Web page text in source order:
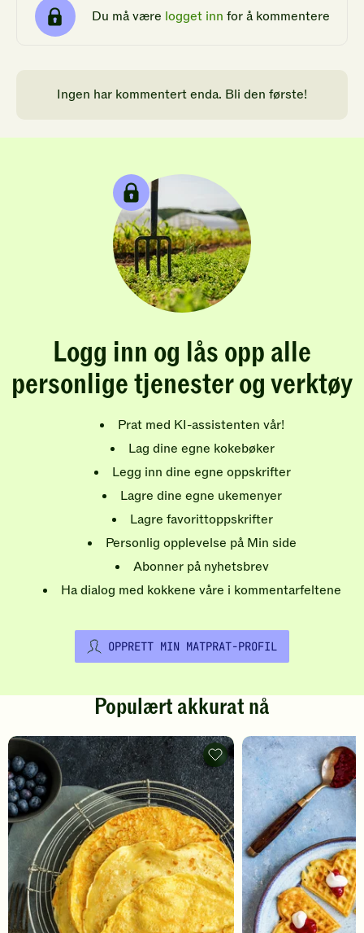
Du må være logget inn for å kommentere
Ingen har kommentert enda. Bli den første!
Logg inn og lås opp alle
personlige tjenester og verktøy
Prat med KI-assistenten vår!
Lag dine egne kokebøker
Legg inn dine egne oppskrifter
Lagre dine egne ukemenyer
Lagre favorittoppskrifter
Personlig opplevelse på Min side
Abonner på nyhetsbrev
Ha dialog med kokkene våre i kommentarfeltene
OPPRETT MIN MATPRAT-PROFIL
Populært akkurat nå
Pannekaker
-
legg
til
favoritter